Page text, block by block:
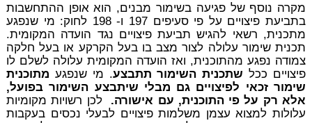
מקרה נוסף של פגיעה בשימור מבנים, הוא אופן ההתחשבות
בתביעת פיצויים על פי סעיפים 197 ו- 198 לחוק: מי שנפגע
מתכנית, רשאי להגיש תביעת פיצויים נגד הועדה המקומית.
תכנית שימור עלולה לצור מצב בו בעל הקרקע או בעל חלקה
צמודה נפגע מהתוכנית, ואז הועדה המקומית עלולה לשלם לו
פיצויים ככל שתכנית השימור תתבצע. מי שנפגע מתוכנית
שימור זכאי לפיצויים גם מבלי שיתבצע השימור בפועל,
אלא רק על פי התוכנית, עם אישורה.לכן רשויות מקומיות
עלולות למצוא עצמן משלמות פיצויים לבעלי נכסים בעקבות